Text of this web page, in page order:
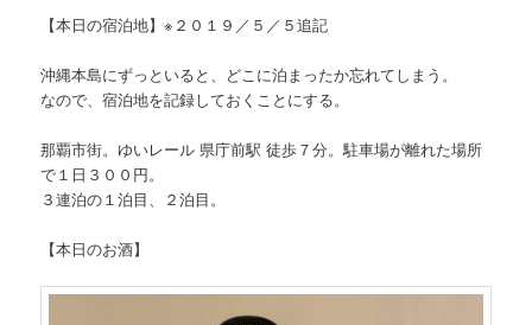
【本日の宿泊地】※２０１９／５／５追記
沖縄本島にずっといると、どこに泊まったか忘れてしまう。
なので、宿泊地を記録しておくことにする。
那覇市街。ゆいレール 県庁前駅 徒歩７分。駐車場が離れた場所
で１日３００円。
３連泊の１泊目、２泊目。
【本日のお酒】